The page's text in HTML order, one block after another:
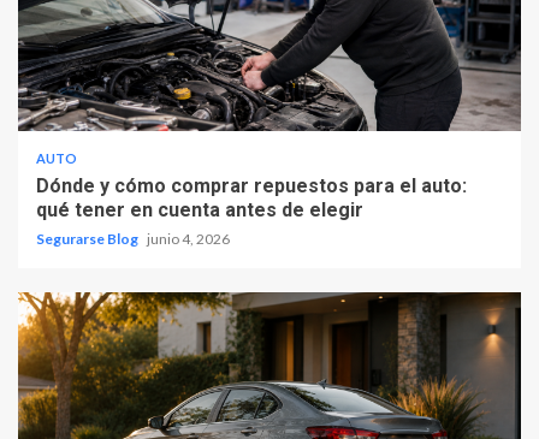
AUTO
Dónde y cómo comprar repuestos para el auto:
qué tener en cuenta antes de elegir
Segurarse Blog junio 4, 2026